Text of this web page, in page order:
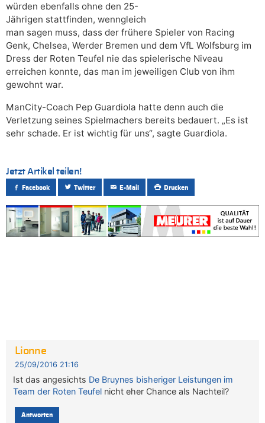
würden ebenfalls ohne den 25-
Jährigen stattfinden, wenngleich
man sagen muss, dass der frühere Spieler von Racing
Genk, Chelsea, Werder Bremen und dem VfL Wolfsburg im
Dress der Roten Teufel nie das spielerische Niveau
erreichen konnte, das man im jeweiligen Club von ihm
gewohnt war.
ManCity-Coach Pep Guardiola hatte denn auch die
Verletzung seines Spielmachers bereits bedauert. „Es ist
sehr schade. Er ist wichtig für uns“, sagte Guardiola.
Jetzt Artikel teilen!
Facebook Twitter E-Mail Drucken
Lionne
25/09/2016 21:16
Ist das angesichts De Bruynes bisheriger Leistungen im
Team der Roten Teufel nicht eher Chance als Nachteil?
Antworten